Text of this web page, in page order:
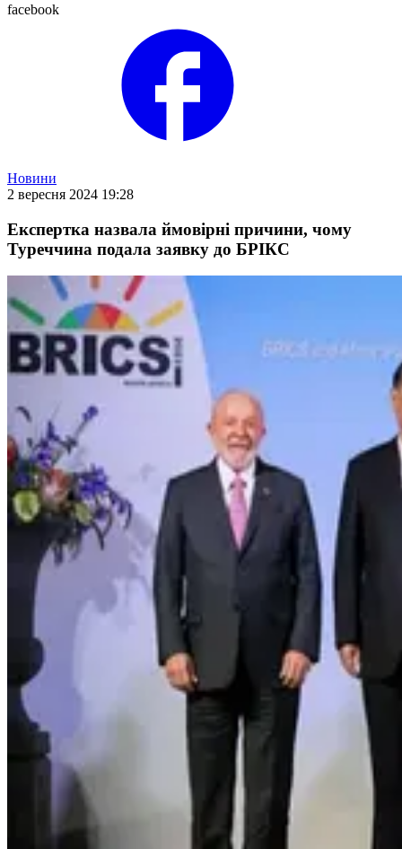
facebook
Новини
2 вересня 2024 19:28
Експертка назвала ймовірні причини, чому
Туреччина подала заявку до БРІКС